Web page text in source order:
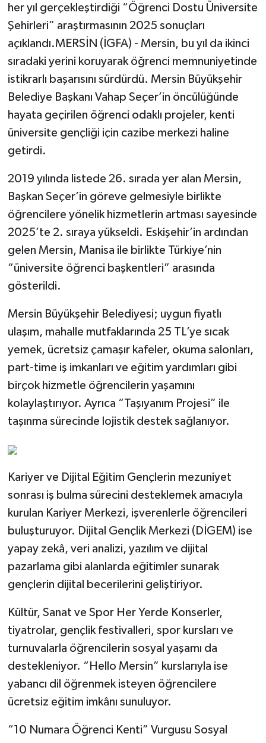
her yıl gerçekleştirdiği “Öğrenci Dostu Üniversite
Şehirleri” araştırmasının 2025 sonuçları
açıklandı.MERSİN (İGFA) - Mersin, bu yıl da ikinci
sıradaki yerini koruyarak öğrenci memnuniyetinde
istikrarlı başarısını sürdürdü. Mersin Büyükşehir
Belediye Başkanı Vahap Seçer’in öncülüğünde
hayata geçirilen öğrenci odaklı projeler, kenti
üniversite gençliği için cazibe merkezi haline
getirdi.
2019 yılında listede 26. sırada yer alan Mersin,
Başkan Seçer’in göreve gelmesiyle birlikte
öğrencilere yönelik hizmetlerin artması sayesinde
2025’te 2. sıraya yükseldi. Eskişehir’in ardından
gelen Mersin, Manisa ile birlikte Türkiye’nin
“üniversite öğrenci başkentleri” arasında
gösterildi.
Mersin Büyükşehir Belediyesi; uygun fiyatlı
ulaşım, mahalle mutfaklarında 25 TL’ye sıcak
yemek, ücretsiz çamaşır kafeler, okuma salonları,
part-time iş imkanları ve eğitim yardımları gibi
birçok hizmetle öğrencilerin yaşamını
kolaylaştırıyor. Ayrıca “Taşıyanım Projesi” ile
taşınma sürecinde lojistik destek sağlanıyor.
Kariyer ve Dijital Eğitim Gençlerin mezuniyet
sonrası iş bulma sürecini desteklemek amacıyla
kurulan Kariyer Merkezi, işverenlerle öğrencileri
buluşturuyor. Dijital Gençlik Merkezi (DİGEM) ise
yapay zekâ, veri analizi, yazılım ve dijital
pazarlama gibi alanlarda eğitimler sunarak
gençlerin dijital becerilerini geliştiriyor.
Kültür, Sanat ve Spor Her Yerde Konserler,
tiyatrolar, gençlik festivalleri, spor kursları ve
turnuvalarla öğrencilerin sosyal yaşamı da
destekleniyor. “Hello Mersin” kurslarıyla ise
yabancı dil öğrenmek isteyen öğrencilere
ücretsiz eğitim imkânı sunuluyor.
“10 Numara Öğrenci Kenti” Vurgusu Sosyal